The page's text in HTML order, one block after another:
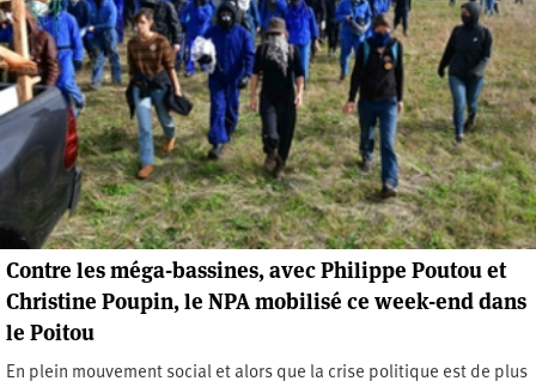
Contre les méga-bassines, avec Philippe Poutou et
Christine Poupin, le NPA mobilisé ce week-end dans
le Poitou
En plein mouvement social et alors que la crise politique est de plus